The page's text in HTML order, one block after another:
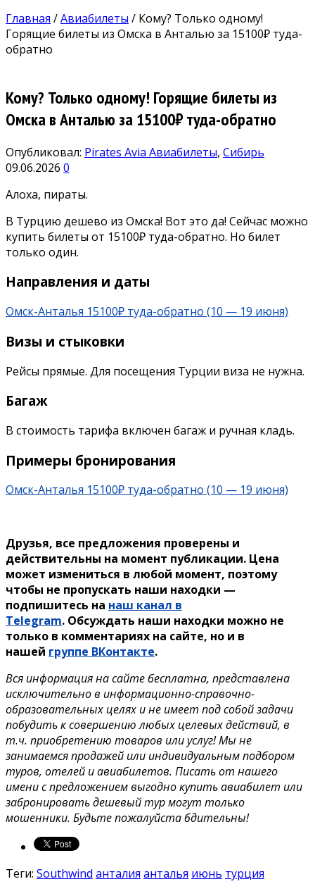
Главная /Авиабилеты / Кому? Только одному!
Горящие билеты из Омска в Анталью за 15100₽ туда-
обратно
Кому? Только одному! Горящие билеты из
Омска в Анталью за 15100₽ туда-обратно
Опубликовал: Pirates Avia Авиабилеты, Сибирь
09.06.2026 0
Алоха, пираты.
В Турцию дешево из Омска! Вот это да! Сейчас можно
купить билеты от 15100₽ туда-обратно. Но билет
только один.
Направления и даты
Омск-Анталья 15100₽ туда-обратно (10 — 19 июня)
Визы и стыковки
Рейсы прямые. Для посещения Турции виза не нужна.
Багаж
В стоимость тарифа включен багаж и ручная кладь.
Примеры бронирования
Омск-Анталья 15100₽ туда-обратно (10 — 19 июня)
Друзья, все предложения проверены и
действительны на момент публикации. Цена
может измениться в любой момент, поэтому
чтобы не пропускать наши находки —
подпишитесь на наш канал в
Telegram. Обсуждать наши находки можно не
только в комментариях на сайте, но и в
нашей группе ВКонтакте.
Вся информация на сайте бесплатна, представлена
исключительно в информационно-справочно-
образовательных целях и не имеет под собой задачи
побудить к совершению любых целевых действий, в
т.ч. приобретению товаров или услуг! Мы не
занимаемся продажей или индивидуальным подбором
туров, отелей и авиабилетов. Писать от нашего
имени с предложением выгодно купить авиабилет или
забронировать дешевый тур могут только
мошенники. Будьте пожалуйста бдительны!
Теги: Southwind анталия анталья июнь турция